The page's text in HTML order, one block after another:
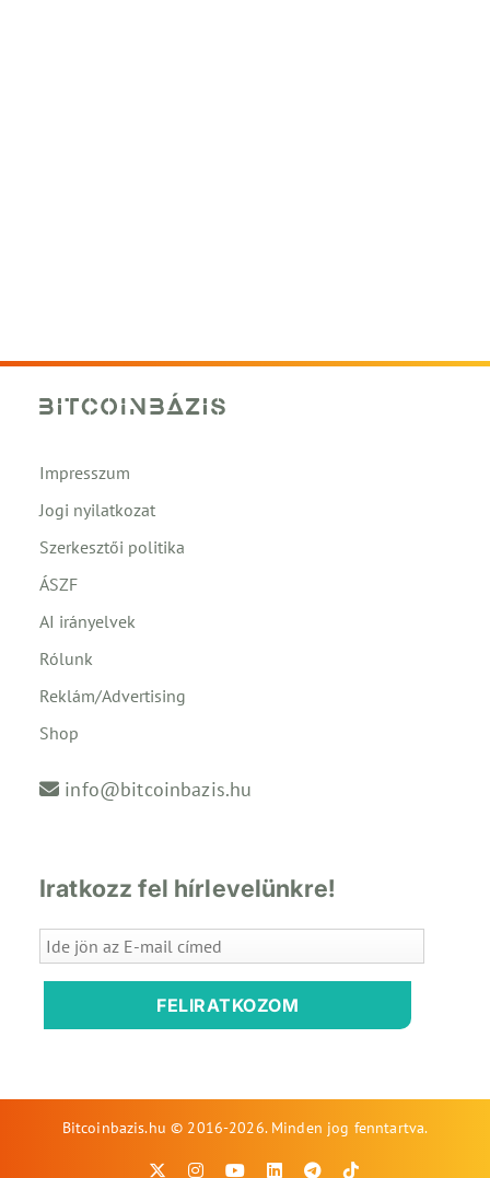
Impresszum
Jogi nyilatkozat
Szerkesztői politika
ÁSZF
AI irányelvek
Rólunk
Reklám/Advertising
Shop
info@bitcoinbazis.hu
Iratkozz fel hírlevelünkre!
FELIRATKOZOM
Bitcoinbazis.hu © 2016-2026. Minden jog fenntartva.